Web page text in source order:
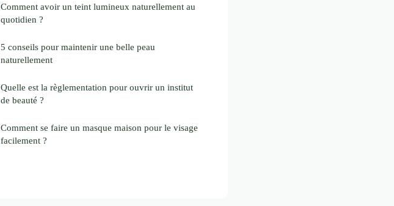
Comment avoir un teint lumineux naturellement au
quotidien ?
5 conseils pour maintenir une belle peau
naturellement
Quelle est la règlementation pour ouvrir un institut
de beauté ?
Comment se faire un masque maison pour le visage
facilement ?